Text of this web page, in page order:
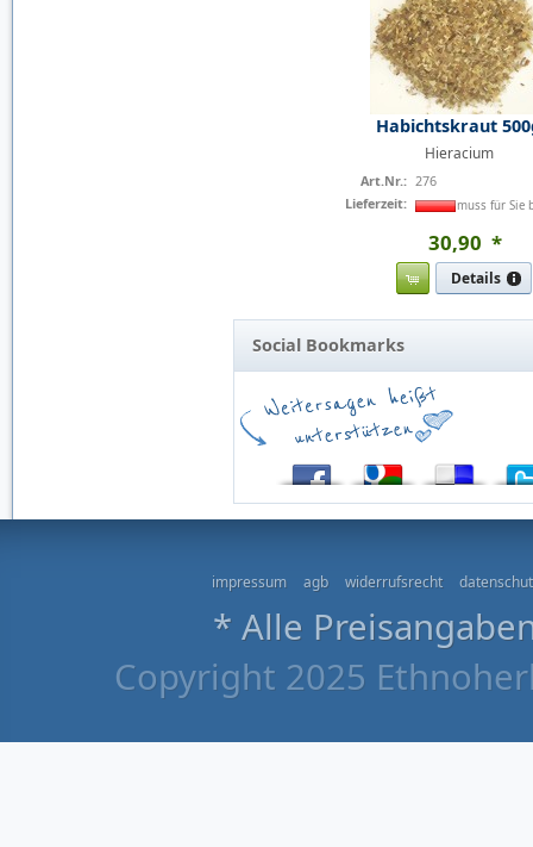
Habichtskraut
Hieracium
Art.Nr.: 276
Lieferzeit:
muss für Sie
30,90 *
Details
Social Bookmarks
impressum agb widerrufsrecht
* Alle
Copyright 2025